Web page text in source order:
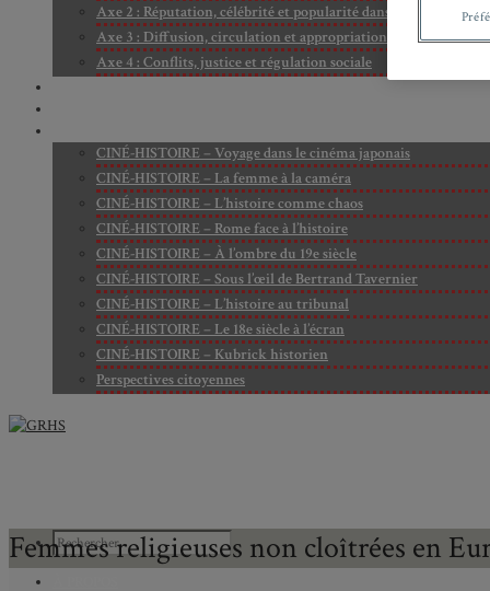
Axe 2 : Réputation, célébrité et popularité dans l’espace public
Axe 3 : Diffusion, circulation et appropriation des savoirs
Axe 4 : Conflits, justice et régulation sociale
CINÉ-HISTOIRE – Voyage dans le cinéma japonais
CINÉ-HISTOIRE – La femme à la caméra
CINÉ-HISTOIRE – L’histoire comme chaos
CINÉ-HISTOIRE – Rome face à l’histoire
CINÉ-HISTOIRE – À l’ombre du 19e siècle
CINÉ-HISTOIRE – Sous l’œil de Bertrand Tavernier
CINÉ-HISTOIRE – L’histoire au tribunal
CINÉ-HISTOIRE – Le 18e siècle à l’écran
CINÉ-HISTOIRE – Kubrick historien
Perspectives citoyennes
Femmes religieuses non cloîtrées en